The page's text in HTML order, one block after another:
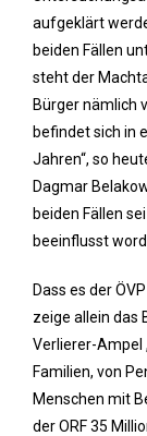
aufgeklärt
beiden Fällen
steht der
Bürger nämlich
befindet sich in
Jahren“, so
Dagmar
beiden Fällen
beeinflusst
Dass es der
zeige allein das
Verlierer-Ampel
Familien, von
Menschen mit
der ORF 35